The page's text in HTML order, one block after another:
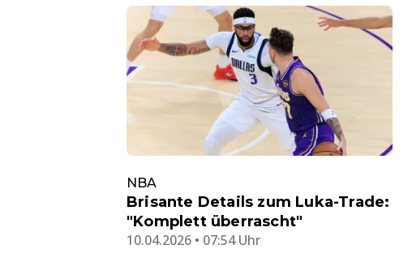
NBA
Brisante Details zum Luka-Trade:
"Komplett überrascht"
10.04.2026 • 07:54 Uhr